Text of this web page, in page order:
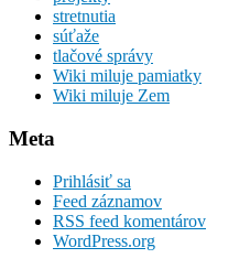
stretnutia
súťaže
tlačové správy
Wiki miluje pamiatky
Wiki miluje Zem
Meta
Prihlásiť sa
Feed záznamov
RSS feed komentárov
WordPress.org